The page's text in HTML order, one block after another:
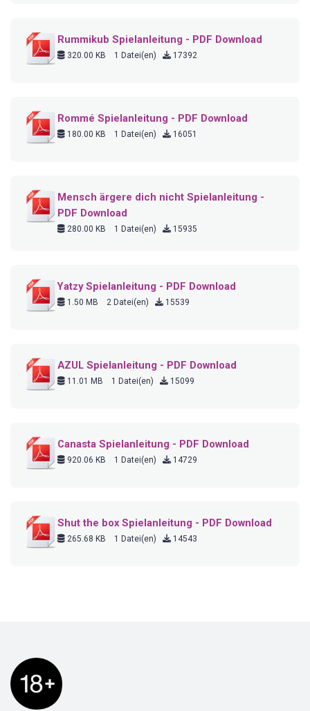
Rummikub Spielanleitung - PDF Download
320.00 KB 1 Datei(en) 17392
Rommé Spielanleitung - PDF Download
180.00 KB 1 Datei(en) 16051
Mensch ärgere dich nicht Spielanleitung -
PDF Download
280.00 KB 1 Datei(en) 15935
Yatzy Spielanleitung - PDF Download
1.50 MB 2 Datei(en) 15539
AZUL Spielanleitung - PDF Download
11.01 MB 1 Datei(en) 15099
Canasta Spielanleitung - PDF Download
920.06 KB 1 Datei(en) 14729
Shut the box Spielanleitung - PDF Download
265.68 KB 1 Datei(en) 14543